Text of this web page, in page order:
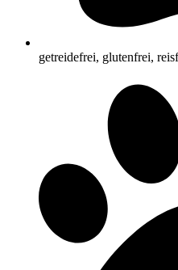
getreidefrei, glutenfrei,